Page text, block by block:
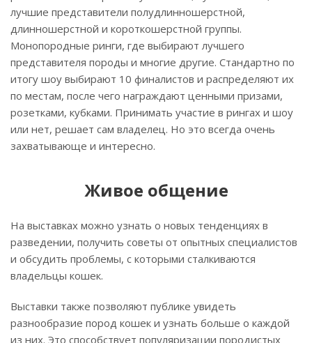
лучшие представители полудлинношерстной,
длинношерстной и короткошерстной группы.
Монопородные ринги, где выбирают лучшего
представителя породы и многие другие. Стандартно по
итогу шоу выбирают 10 финалистов и распределяют их
по местам, после чего награждают ценными призами,
розетками, кубками. Принимать участие в рингах и шоу
или нет, решает сам владелец. Но это всегда очень
захватывающе и интересно.
Живое общение
На выставках можно узнать о новых тенденциях в
разведении, получить советы от опытных специалистов
и обсудить проблемы, с которыми сталкиваются
владельцы кошек.
Выставки также позволяют публике увидеть
разнообразие пород кошек и узнать больше о каждой
из них. Это способствует популяризации породистых